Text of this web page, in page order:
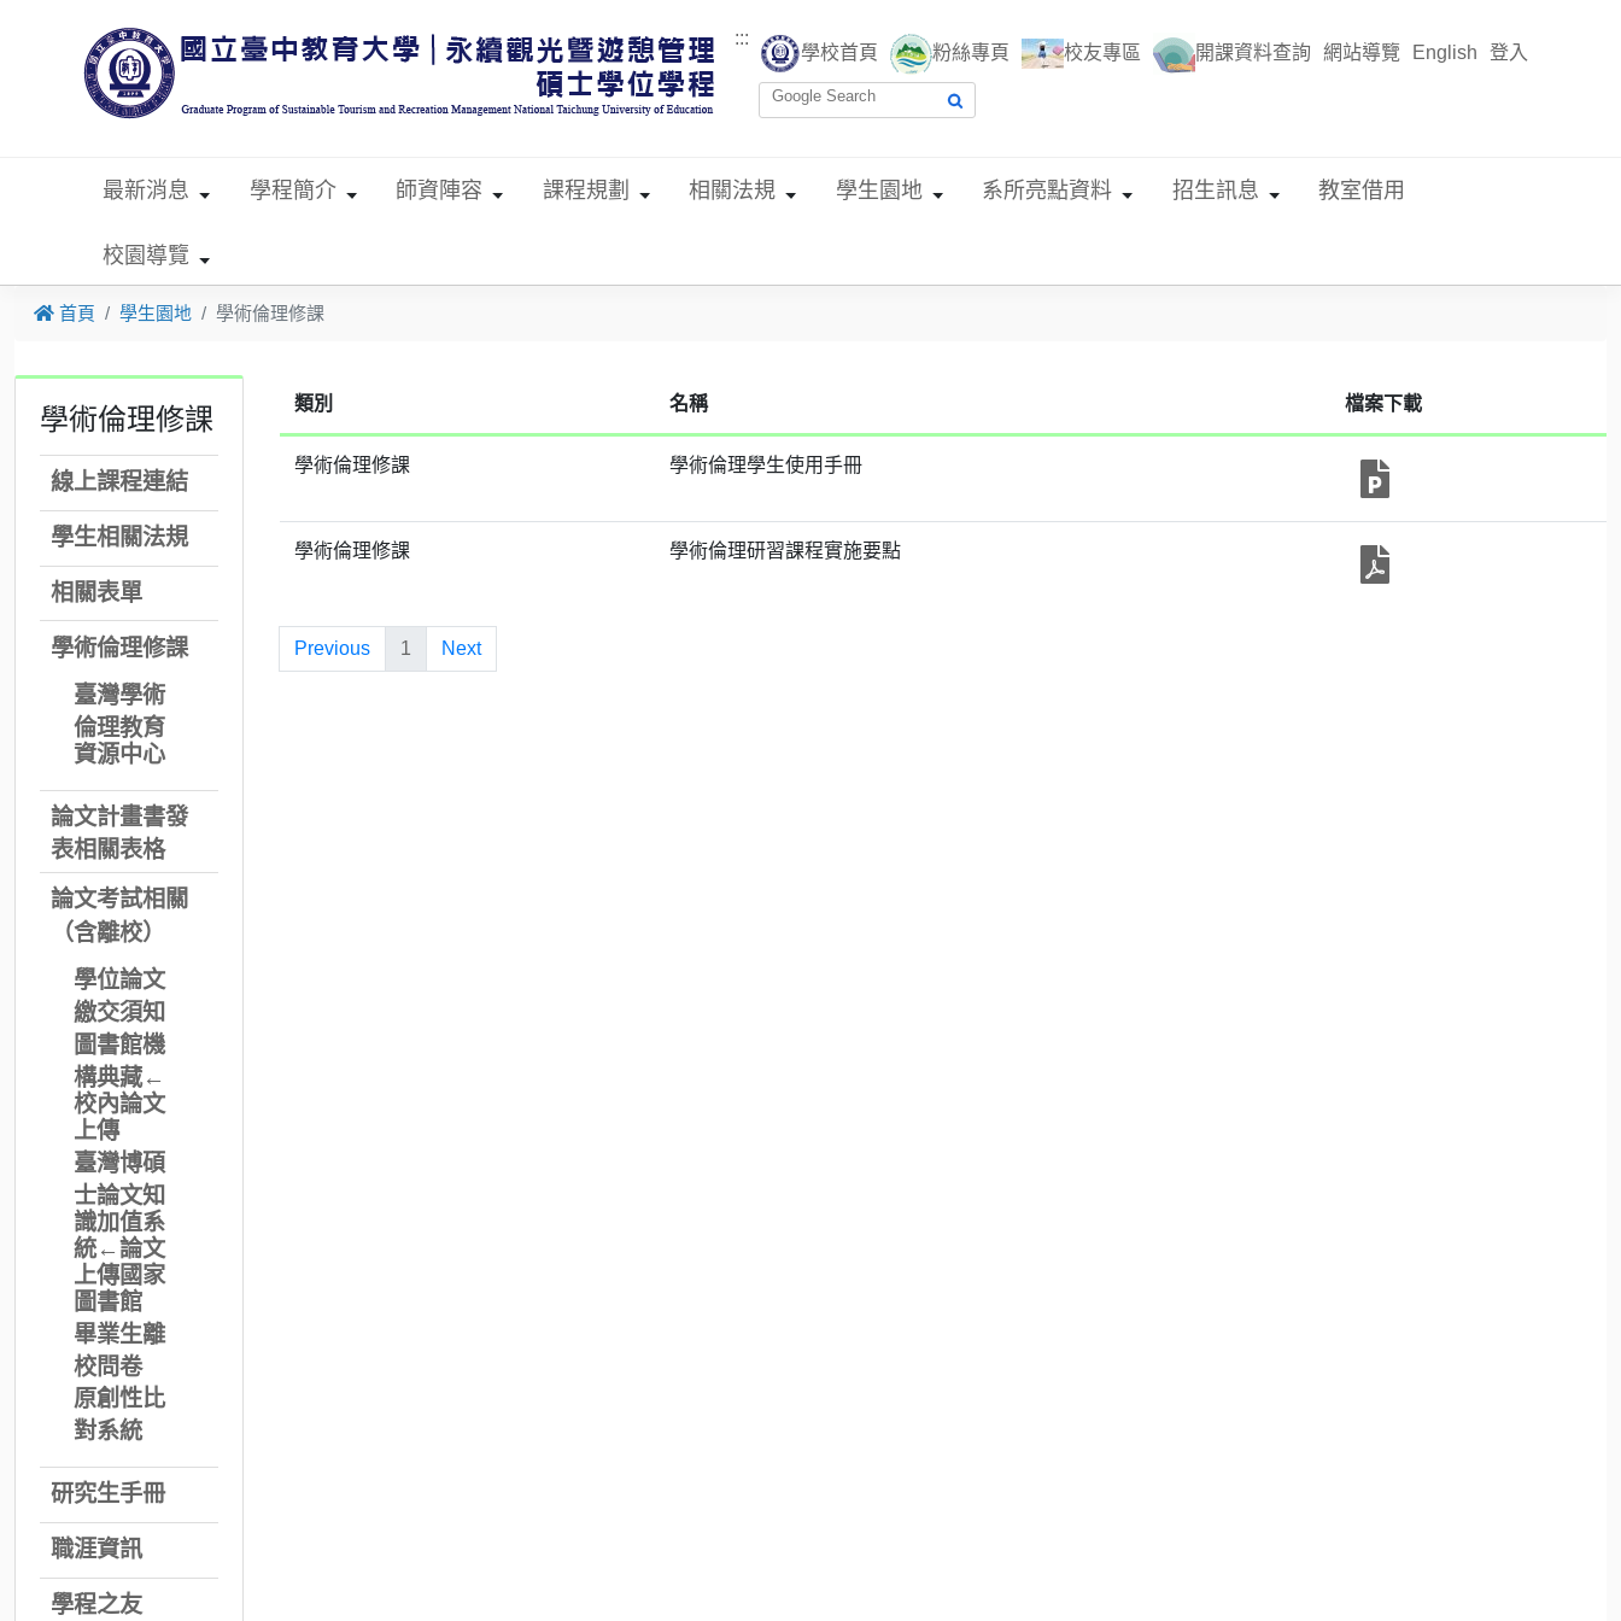
:::
學校首頁 粉絲專頁 校友專區 開課資料查詢 網站導覽 English 登入
最新消息 學程簡介 師資陣容 課程規劃 相關法規 學生園地 系所亮點資料 招生訊息 教室借用
校園導覽
首頁 學生園地 學術倫理修課
學術倫理修課
線上課程連結
學生相關法規
相關表單
學術倫理修課
臺灣學術
倫理教育
資源中心
論文計畫書發
表相關表格
論文考試相關
（含離校）
學位論文
繳交須知
圖書館機
構典藏←
校內論文
上傳
臺灣博碩
士論文知
識加值系
統←論文
上傳國家
圖書館
畢業生離
校問卷
原創性比
對系統
研究生手冊
職涯資訊
學程之友
類別 名稱 檔案下載
學術倫理修課 學術倫理學生使用手冊
學術倫理修課 學術倫理研習課程實施要點
Previous 1 Next